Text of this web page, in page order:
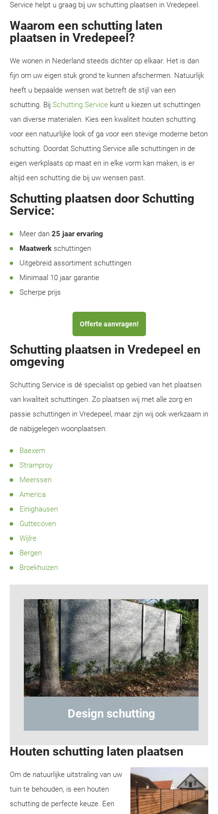
Service helpt u graag bij uw schutting plaatsen in Vredepeel.
Waarom een schutting laten
plaatsen in Vredepeel?
We wonen in Nederland steeds dichter op elkaar. Het is dan
fijn om uw eigen stuk grond te kunnen afschermen. Natuurlijk
heeft u bepaalde wensen wat betreft de stijl van een
schutting. Bij Schutting Service kunt u kiezen uit schuttingen
van diverse materialen. Kies een kwaliteit houten schutting
voor een natuurlijke look of ga voor een stevige moderne beton
schutting. Doordat Schutting Service alle schuttingen in de
eigen werkplaats op maat en in elke vorm kan maken, is er
altijd een schutting die bij uw wensen past.
Schutting plaatsen door Schutting
Service:
Meer dan 25 jaar ervaring
Maatwerk schuttingen
Uitgebreid assortiment schuttingen
Minimaal 10 jaar garantie
Scherpe prijs
Offerte aanvragen!
Schutting plaatsen in Vredepeel en
omgeving
Schutting Service is dé specialist op gebied van het plaatsen
van kwaliteit schuttingen. Zo plaatsen wij met alle zorg en
passie schuttingen in Vredepeel, maar zijn wij ook werkzaam in
de nabijgelegen woonplaatsen:
Baexem
Stramproy
Meerssen
America
Einighausen
Guttecoven
Wijlre
Bergen
Broekhuizen
Design schutting
Houten schutting laten plaatsen
Om de natuurlijke uitstraling van uw
tuin te behouden, is een houten
schutting de perfecte keuze. Een